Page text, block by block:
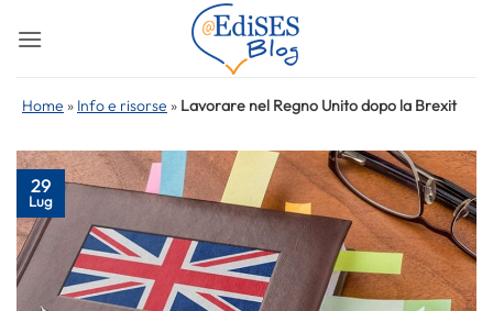
Home » Info e risorse » Lavorare nel Regno Unito dopo la Brexit
29
Lug